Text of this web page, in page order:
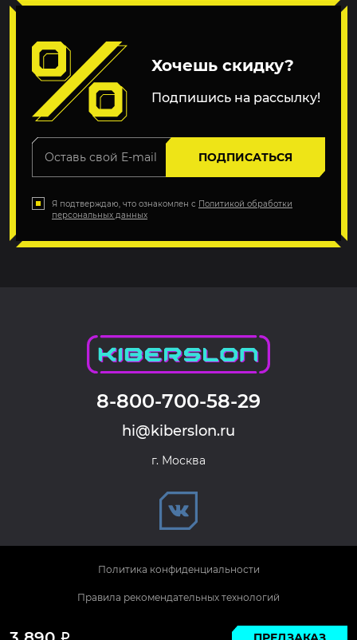
Р
Хочешь скидку?
Подпишись на рассылку!
ПОДПИСАТЬСЯ
Я подтверждаю, что ознакомлен с Политикой обработки
персональных данных
8-800-700-58-29
hi@kiberslon.ru
г. Москва
© 2026 KIBERSLON. Все права защищены.
Политика конфиденциальности
Правила рекомендательных технологий